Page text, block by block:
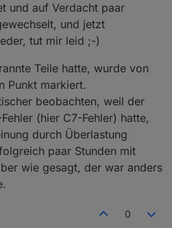
Erste mit nem anderen Fehler
und ich mich nur an die anderen
dass der eine auch mal
wegbekommen hat. Früher hatte
in Betrieb, dann wurde einiges
brauchte nur noch einen für
Da wurde dann der
und mit dem Dritten getauscht als
Und als der dann auch nicht
ich deinen Thread gefunden
ja immer noch ein guter Schnitt.
Belüftungsanlage zumindest
nehmen und hab noch einen
nem MOD-RC8 gelöst, aber für
bräuchte ich dann 9 TE auf der
und auf Verdacht paar
und jetzt
tut mir leid ;-)
Teile hatte, wurde von
Punkt markiert.
beobachten, weil der
(hier C7-Fehler) hatte,
durch Überlastung
paar Stunden mit
wie gesagt, der war anders
0